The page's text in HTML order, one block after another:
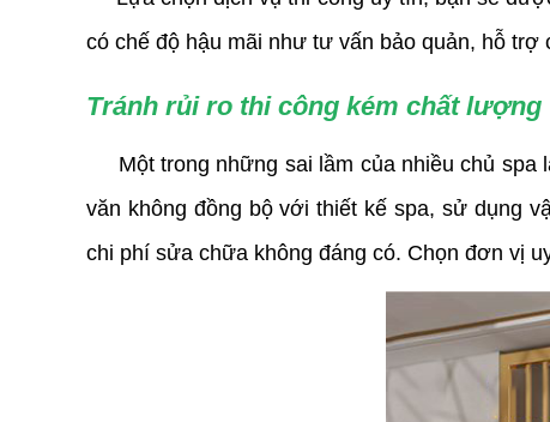
có chế độ hậu mãi như tư vấn bảo quản, hỗ
Tránh rủi ro thi công kém chất lượng
Một trong những sai lầm của nhiều chủ spa
văn không đồng bộ với thiết kế spa, sử dụng
chi phí sửa chữa không đáng có. Chọn đơn vị